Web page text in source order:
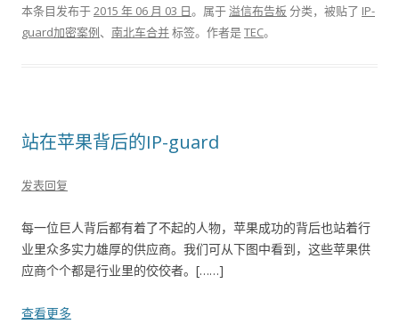
本条目发布于2015 年 06 月 03 日。属于溢信布告板 分类，被贴了 IP-
guard加密案例、 南北车合并标签。 作者是TEC。
站在苹果背后的IP-guard
发表回复
每一位巨人背后都有着了不起的人物，苹果成功的背后也站着行
业里众多实力雄厚的供应商。我们可从下图中看到，这些苹果供
应商个个都是行业里的佼佼者。[……]
查看更多